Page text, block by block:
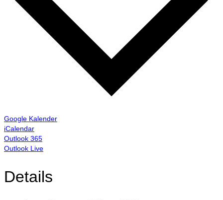
Google Kalender
iCalendar
Outlook 365
Outlook Live
Details